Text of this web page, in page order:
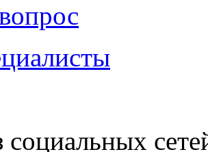
социальных